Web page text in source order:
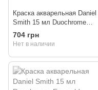
Краска акварельная Daniel
Smith 15 мл Duochrome
Aquamarine
704 грн
Нет в наличии